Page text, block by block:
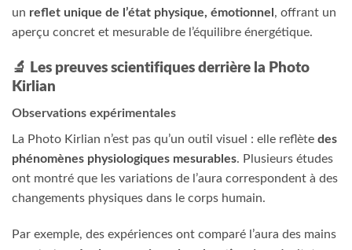
un reflet unique de l’état physique, émotionnel , offrant un
aperçu concret et mesurable de l’équilibre énergétique.
🔬 Les preuves scientifiques derrière la Photo
Kirlian
Observations expérimentales
La Photo Kirlian n’est pas qu’un outil visuel : elle reflète des
phénomènes physiologiques mesurables. Plusieurs études
ont montré que les variations de l’aura correspondent à des
changements physiques dans le corps humain.
Par exemple, des expériences ont comparé l’aura des mains